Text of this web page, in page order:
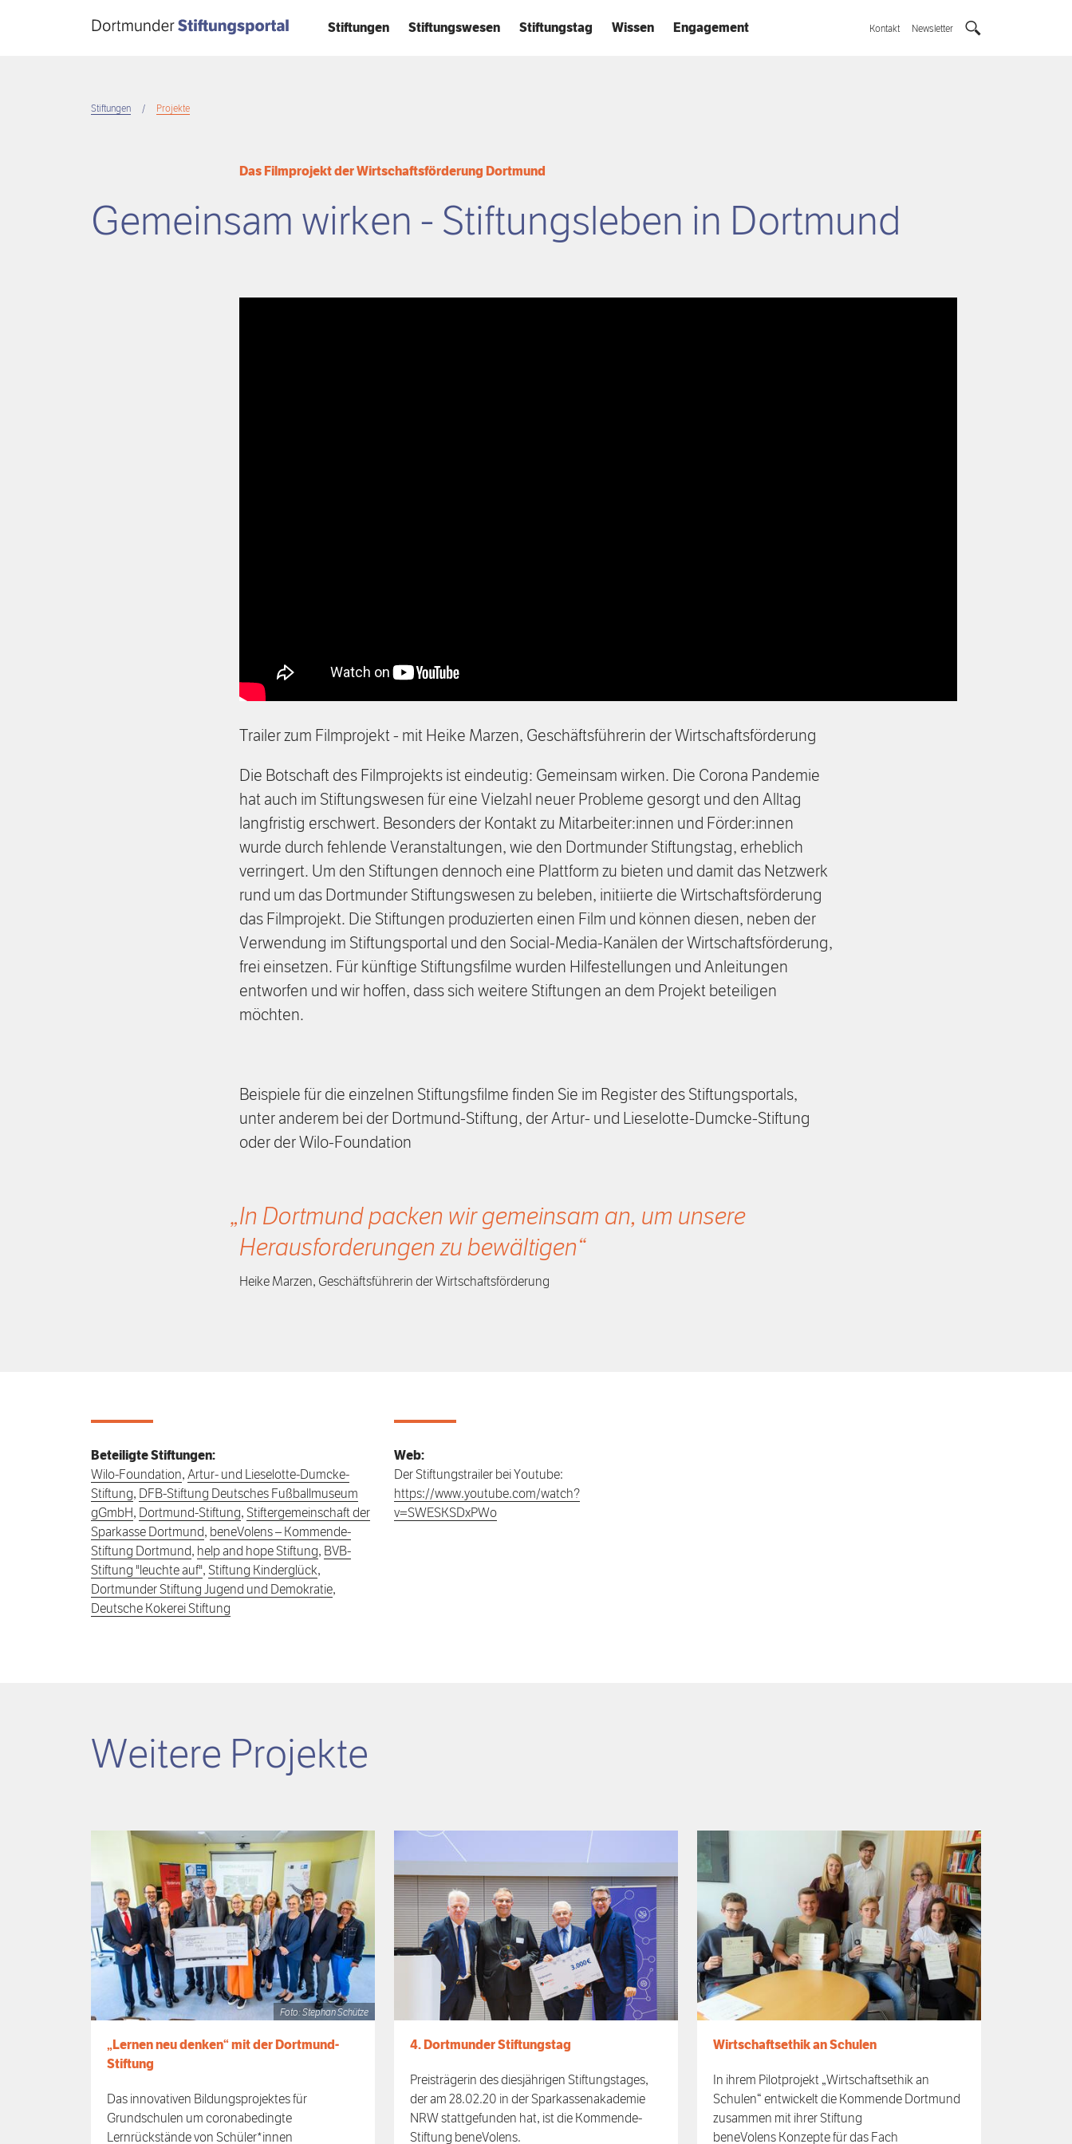
Stiftungen Stiftungswesen Stiftungstag Wissen Engagement Kontakt Newsletter
Stiftungen Projekte
Das Filmprojekt der Wirtschaftsförderung Dortmund
Gemeinsam wirken - Stiftungsleben in Dortmund
Trailer zum Filmprojekt - mit Heike Marzen, Geschäftsführerin der Wirtschaftsförderung
Die Botschaft des Filmprojekts ist eindeutig: Gemeinsam wirken. Die Corona Pandemie
hat auch im Stiftungswesen für eine Vielzahl neuer Probleme gesorgt und den Alltag
langfristig erschwert. Besonders der Kontakt zu Mitarbeiter:innen und Förder:innen
wurde durch fehlende Veranstaltungen, wie den Dortmunder Stiftungstag, erheblich
verringert. Um den Stiftungen dennoch eine Plattform zu bieten und damit das Netzwerk
rund um das Dortmunder Stiftungswesen zu beleben, initiierte die Wirtschaftsförderung
das Filmprojekt. Die Stiftungen produzierten einen Film und können diesen, neben der
Verwendung im Stiftungsportal und den Social-Media-Kanälen der Wirtschaftsförderung,
frei einsetzen. Für künftige Stiftungsfilme wurden Hilfestellungen und Anleitungen
entworfen und wir hoffen, dass sich weitere Stiftungen an dem Projekt beteiligen
möchten.
Beispiele für die einzelnen Stiftungsfilme finden Sie im Register des Stiftungsportals,
unter anderem bei der Dortmund-Stiftung, der Artur- und Lieselotte-Dumcke-Stiftung
oder der Wilo-Foundation
In Dortmund packen wir gemeinsam an, um unsere
Herausforderungen zu bewältigen
Heike Marzen, Geschäftsführerin der Wirtschaftsförderung
Beteiligte Stiftungen:
Wilo-Foundation, Artur- und Lieselotte-Dumcke-
Stiftung, DFB-Stiftung Deutsches Fußballmuseum
gGmbH, Dortmund-Stiftung, Stiftergemeinschaft der
Sparkasse Dortmund, beneVolens – Kommende-
Stiftung Dortmund, help and hope Stiftung, BVB-
Stiftung "leuchte auf", Stiftung Kinderglück,
Dortmunder Stiftung Jugend und Demokratie,
Deutsche Kokerei Stiftung
Web:
Der Stiftungstrailer bei Youtube:
https://www.youtube.com/watch?
v=SWESKSDxPWo
Weitere Projekte
Foto: Stephan Schütze
„Lernen neu denken“ mit der Dortmund-
Stiftung
Das innovativen Bildungsprojektes für
Grundschulen um coronabedingte
Lernrückstände von Schüler*innen
4. Dortmunder Stiftungstag
Preisträgerin des diesjährigen Stiftungstages,
der am 28.02.20 in der Sparkassenakademie
NRW stattgefunden hat, ist die Kommende-
Stiftung beneVolens.
Wirtschaftsethik an Schulen
In ihrem Pilotprojekt „Wirtschaftsethik an
Schulen“ entwickelt die Kommende Dortmund
zusammen mit ihrer Stiftung
beneVolens Konzepte für das Fach